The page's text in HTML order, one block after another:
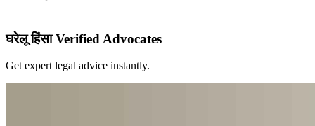
घरेलू हिंसा Verified Advocates
Get expert legal advice instantly.